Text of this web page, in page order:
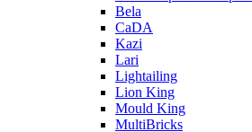
Bela
CaDA
Kazi
Lari
Lightailing
Lion King
Mould King
MultiBricks